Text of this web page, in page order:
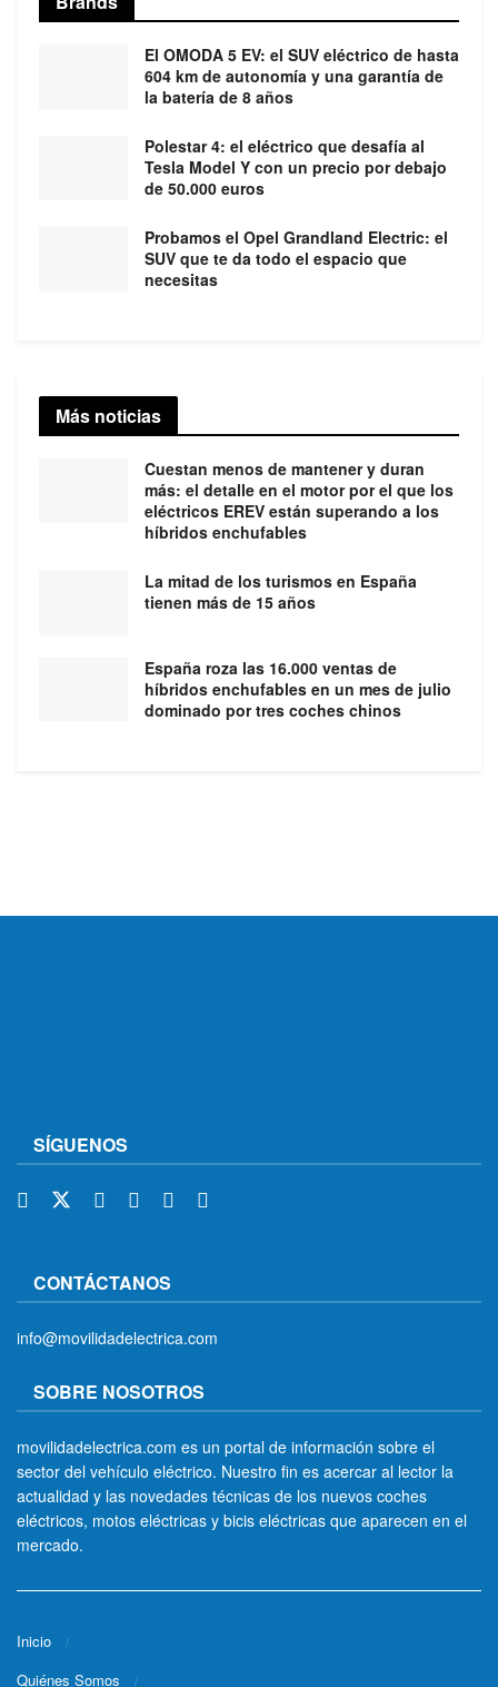
El OMODA 5 EV: el SUV eléctrico de hasta
604 km de autonomía y una garantía de
la batería de 8 años
Polestar 4: el eléctrico que desafía al
Tesla Model Y con un precio por debajo
de 50.000 euros
Probamos el Opel Grandland Electric: el
SUV que te da todo el espacio que
necesitas
Más noticias
Cuestan menos de mantener y duran
más: el detalle en el motor por el que los
eléctricos EREV están superando a los
híbridos enchufables
La mitad de los turismos en España
tienen más de 15 años
España roza las 16.000 ventas de
híbridos enchufables en un mes de julio
dominado por tres coches chinos
SÍGUENOS
CONTÁCTANOS
info@movilidadelectrica.com
SOBRE NOSOTROS
movilidadelectrica.com es un portal de información sobre el
sector del vehículo eléctrico. Nuestro fin es acercar al lector la
actualidad y las novedades técnicas de los nuevos coches
eléctricos, motos eléctricas y bicis eléctricas que aparecen en el
mercado.
Inicio
Quiénes Somos